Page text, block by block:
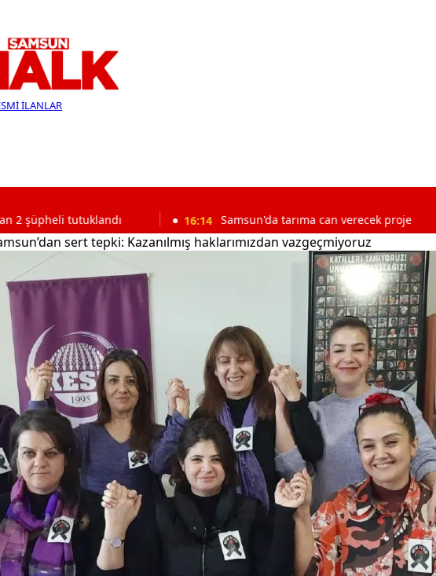
İLANLAR
16:14 Samsun'da tarıma can verecek proje 16:05
sert tepki: Kazanılmış haklarımızdan vazgeçmiyoruz